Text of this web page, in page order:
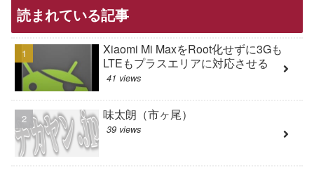
読まれている記事
Xiaomi Mi MaxをRoot化せずに3Gも
LTEもプラスエリアに対応させる
41 views
味太朗（市ヶ尾）
39 views